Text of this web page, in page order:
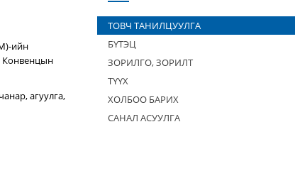
ийн
Конвенцын
агуулга,
ТОВЧ ТАНИЛЦУУЛГА
БҮТЭЦ
ЗОРИЛГО, ЗОРИЛТ
ТҮҮХ
ХОЛБОО БАРИХ
САНАЛ АСУУЛГА